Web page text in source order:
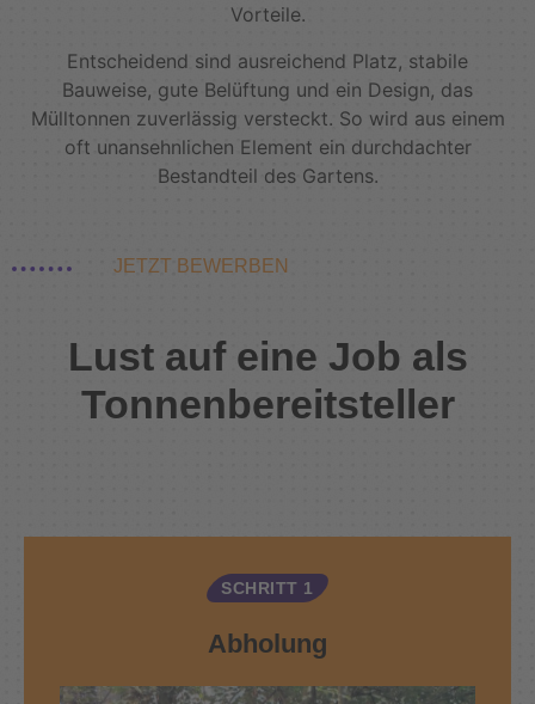
Vorteile.
Entscheidend sind ausreichend Platz, stabile
Bauweise, gute Belüftung und ein Design, das
Mülltonnen zuverlässig versteckt. So wird aus einem
oft unansehnlichen Element ein durchdachter
Bestandteil des Gartens.
JETZT BEWERBEN
Lust auf eine Job als
Tonnenbereitsteller
SCHRITT 1
Abholung